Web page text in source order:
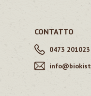
CONTATTO
0473 201023